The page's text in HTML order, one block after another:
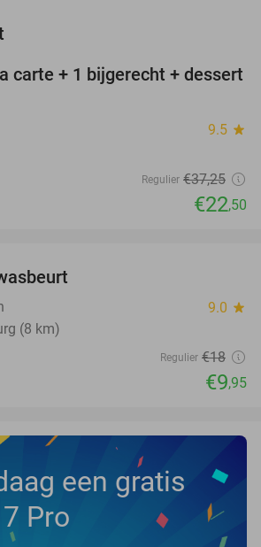
40%
carte + 1 bijgerecht + dessert
9.5 star
Regulier €37,25
€22,50
9.0 star
(8 km)
Regulier €18
€9,95
een gratis
Pro